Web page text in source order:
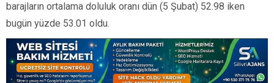
barajların ortalama doluluk oranı dün (5 Şubat) 52.98 iken
bugün yüzde 53.01 oldu.